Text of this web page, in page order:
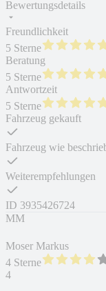
Bewertungsdetails
Freundlichkeit
5 Sterne
Beratung
5 Sterne
Antwortzeit
5 Sterne
Fahrzeug gekauft
Fahrzeug wie
Weiterempfehlungen
ID 3935426724
MM
Moser Markus
4 Sterne
4